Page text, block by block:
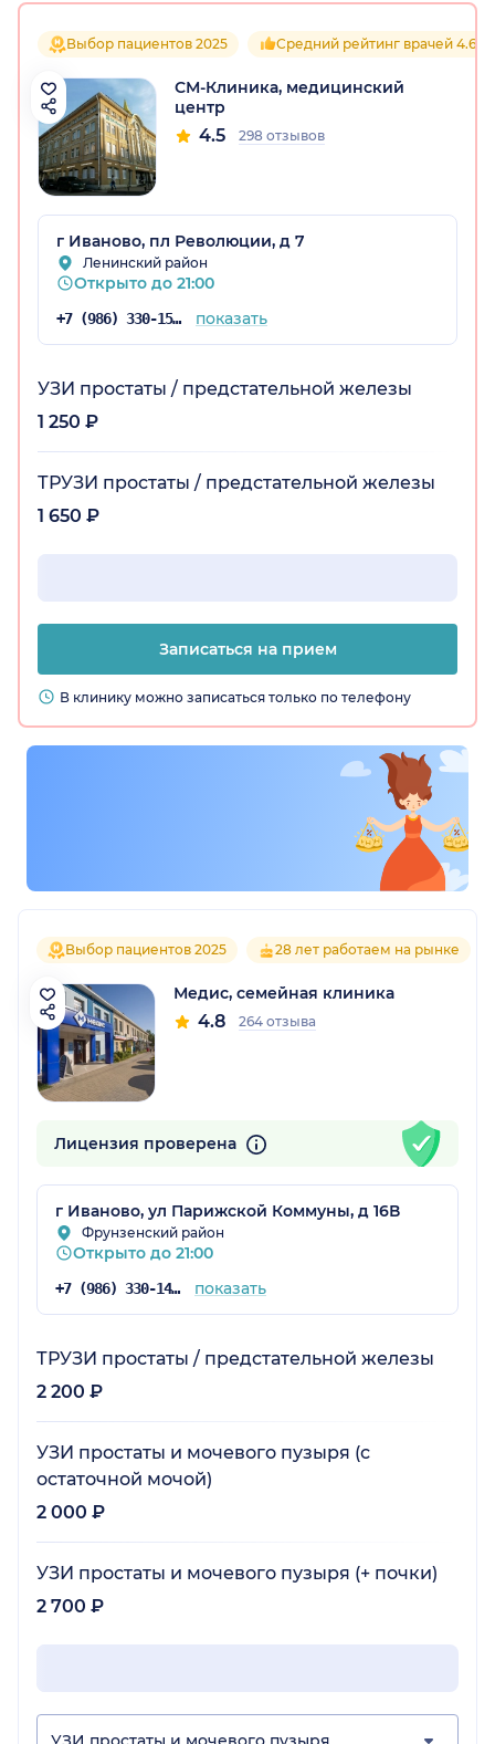
Выбор пациентов 2025 Средний рейтинг врачей 4.6
СМ-Клиника, медицинский
центр
4.5 298 отзывов
г Иваново, пл Революции, д 7
Ленинский район
Открыто до 21:00
+7 (986) 330-15-24 показать
УЗИ простаты / предстательной железы
1 250 ₽
ТРУЗИ простаты / предстательной железы
1 650 ₽
Записаться на прием
В клинику можно записаться только по телефону
Выбор пациентов 2025 28 лет работаем на рынке
Медис, семейная клиника
4.8 264 отзыва
Лицензия проверена
г Иваново, ул Парижской Коммуны, д 16В
Фрунзенский район
Открыто до 21:00
+7 (986) 330-14-92 показать
ТРУЗИ простаты / предстательной железы
2 200 ₽
УЗИ простаты и мочевого пузыря (с
остаточной мочой)
2 000 ₽
УЗИ простаты и мочевого пузыря (+ почки)
2 700 ₽